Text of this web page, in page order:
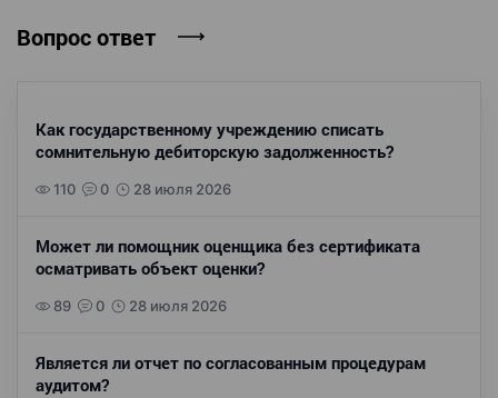
Вопрос ответ
Как государственному учреждению списать
сомнительную дебиторскую задолженность?
110 0 28 июля 2026
Может ли помощник оценщика без сертификата
осматривать объект оценки?
89 0 28 июля 2026
Является ли отчет по согласованным процедурам
аудитом?